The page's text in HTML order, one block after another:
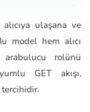
ulaşana ve
model hem alıcı
rolünü
GET akışı,
tercihidir.